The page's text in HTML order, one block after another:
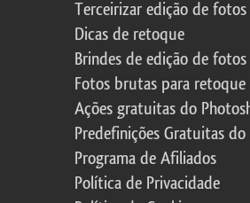
Terceirizar edição de fotos
Dicas de retoque
Brindes de edição de fotos
Fotos brutas para retoque
Ações gratuitas do
Predefinições Gratuitas
Programa de Afiliados
Política de Privacidade